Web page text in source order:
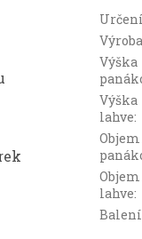
Určení
Výroba
Výška
Výška
lahve:
Objem
Objem
lahve:
Balení